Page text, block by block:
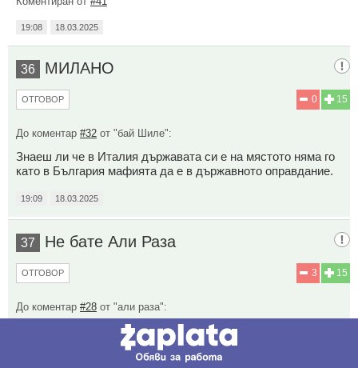
19:08 18.03.2025
36 МИЛАНО
15
0
ОТГОВОР
До коментар #32 от "бай Шиле":
Знаеш ли че в Италия държавата си е на мястото няма го
като в България мафията да е в държавното оправдание.
19:09 18.03.2025
37 Не бате Али Раза
15
3
ОТГОВОР
До коментар #28 от "али раза":
Това не е държава това е частен милицюнерско
комунистически с ф и н с к и конгломерат на мафията.Абе
по добре си беше под турско.